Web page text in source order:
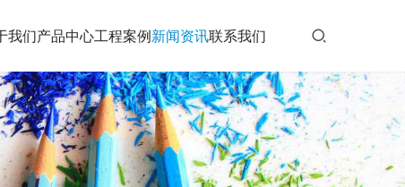
我们产品中心工程案例新闻资讯联系我们